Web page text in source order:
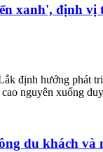
xanh', định vị
định hướng phát
nguyên xuống
du khách và